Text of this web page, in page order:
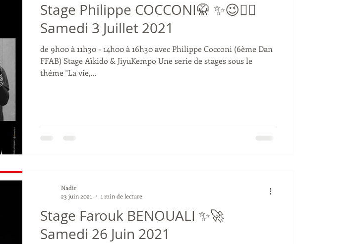
Stage Philippe COCCONI🥋 ✨😉👍🏻
Samedi 3 Juillet 2021
de 9h00 à 11h30 - 14h00 à 16h30 avec Philippe Cocconi (6ème Dan
FFAB) Stage Aïkido & JiyuKempo Une serie de stages sous le
théme "La vie,...
Stage Farouk BENOUALI ✨🚀
Samedi 26 Juin 2021
Nadir
23 juin 2021
1 min de lecture